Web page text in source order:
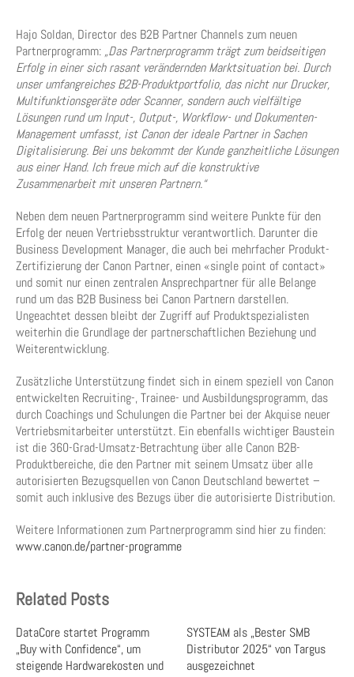
Hajo Soldan, Director des B2B Partner Channels zum neuen
Partnerprogramm: „Das Partnerprogramm trägt zum beidseitigen
Erfolg in einer sich rasant verändernden Marktsituation bei. Durch
unser umfangreiches B2B-Produktportfolio, das nicht nur Drucker,
Multifunktionsgeräte oder Scanner, sondern auch vielfältige
Lösungen rund um Input-, Output-, Workflow- und Dokumenten-
Management umfasst, ist Canon der ideale Partner in Sachen
Digitalisierung. Bei uns bekommt der Kunde ganzheitliche Lösungen
aus einer Hand. Ich freue mich auf die konstruktive
Zusammenarbeit mit unseren Partnern.“
Neben dem neuen Partnerprogramm sind weitere Punkte für den
Erfolg der neuen Vertriebsstruktur verantwortlich. Darunter die
Business Development Manager, die auch bei mehrfacher Produkt-
Zertifizierung der Canon Partner, einen «single point of contact»
und somit nur einen zentralen Ansprechpartner für alle Belange
rund um das B2B Business bei Canon Partnern darstellen.
Ungeachtet dessen bleibt der Zugriff auf Produktspezialisten
weiterhin die Grundlage der partnerschaftlichen Beziehung und
Weiterentwicklung.
Zusätzliche Unterstützung findet sich in einem speziell von Canon
entwickelten Recruiting-, Trainee- und Ausbildungsprogramm, das
durch Coachings und Schulungen die Partner bei der Akquise neuer
Vertriebsmitarbeiter unterstützt. Ein ebenfalls wichtiger Baustein
ist die 360-Grad-Umsatz-Betrachtung über alle Canon B2B-
Produktbereiche, die den Partner mit seinem Umsatz über alle
autorisierten Bezugsquellen von Canon Deutschland bewertet –
somit auch inklusive des Bezugs über die autorisierte Distribution.
Weitere Informationen zum Partnerprogramm sind hier zu finden:
www.canon.de/partner-programme
Related Posts
DataCore startet Programm
„Buy with Confidence“, um
steigende Hardwarekosten und
SYSTEAM als „Bester SMB
Distributor 2025“ von Targus
ausgezeichnet